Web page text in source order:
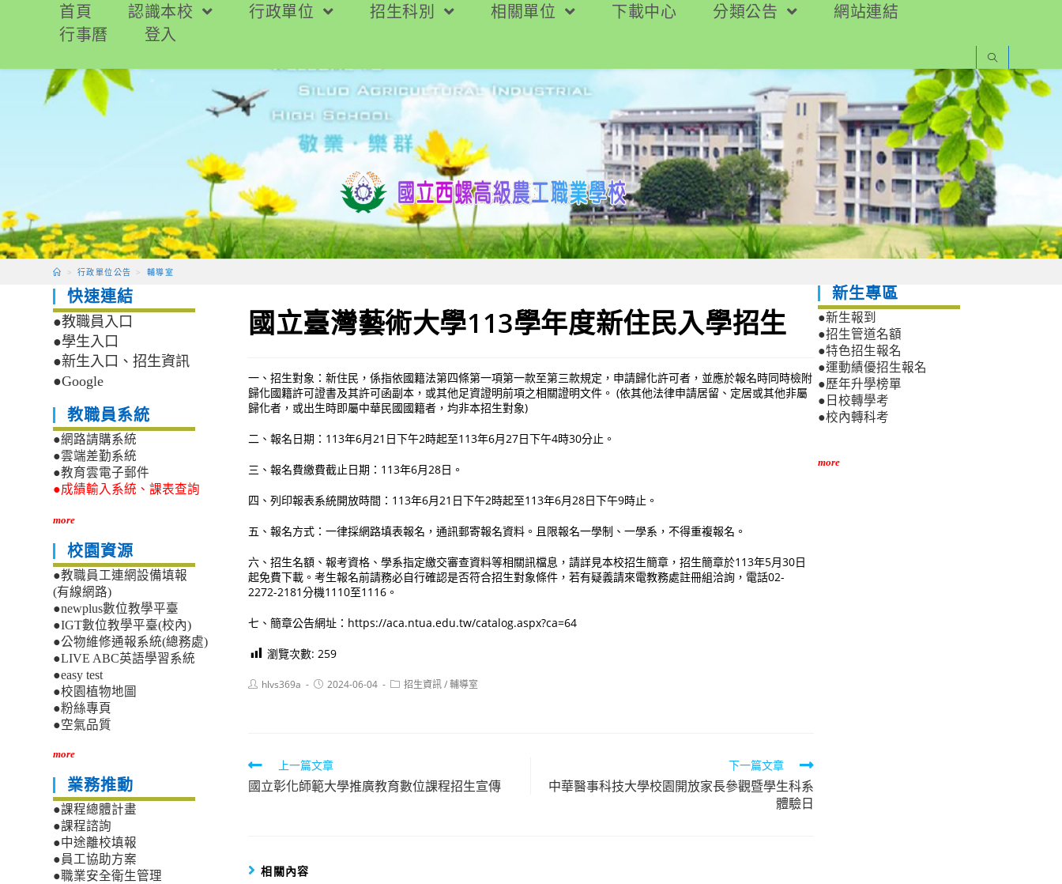
要
首頁 認識本校 行政單位 招生科別 相關單位 下載中心 分類公告
網站連結
行事曆
登入
> 行政單位公告 > 輔導室
國立臺灣藝術大學113學年度新住民入學招生
一、招生對象：新住民，係指依國籍法第四條第一項第一款至第三款規定，申請歸化許可者，並應於報名時同時檢附
歸化國籍許可證書及其許可函副本，或其他足資證明前項之相關證明文件。 (依其他法律申請居留、定居或其他非屬
歸化者，或出生時即屬中華民國國籍者，均非本招生對象)
二、報名日期：113年6月21日下午2時起至113年6月27日下午4時30分止。
三、報名費繳費截止日期：113年6月28日。
四、列印報表系統開放時間：113年6月21日下午2時起至113年6月28日下午9時止。
五、報名方式：一律採網路填表報名，通訊郵寄報名資料。且限報名一學制、一學系，不得重複報名。
六、招生名額、報考資格、學系指定繳交審查資料等相關訊檔息，請詳見本校招生簡章，招生簡章於113年5月30日
起免費下載。考生報名前請務必自行確認是否符合招生對象條件，若有疑義請來電教務處註冊組洽詢，電話02-
2272-2181分機1110至1116。
七、簡章公告網址：https://aca.ntua.edu.tw/catalog.aspx?ca=64
瀏覽次數: 259
Posthlvs369a
Post2024-06-04
Post招生資訊/輔導室
Read
more
上一篇文章
國立彰化師範大學推廣教育數位課程招生宣傳
下一篇文章
中華醫事科技大學校園開放家長參觀暨學生科系
體驗日
相關內容
快速連結
●教職員入口
●學生入口
●新生入口、招生資訊
●Google
教職員系統
●網路請購系統
●雲端差勤系統
●教育雲電子郵件
●成績輸入系統、課表查詢
more
校園資源
●教職員工連網設備填報
(有線網路)
●newplus數位教學平臺
●IGT數位教學平臺(校內)
●公物維修通報系統(總務處)
●LIVE ABC英語學習系統
●easy test
●校園植物地圖
●粉絲專頁
●空氣品質
more
業務推動
●課程總體計畫
●課程諮詢
●中途離校填報
●員工協助方案
●職業安全衛生管理
新生專區
●新生報到
●招生管道名額
●特色招生報名
●運動績優招生報名
●歷年升學榜單
●日校轉學考
●校內轉科考
more